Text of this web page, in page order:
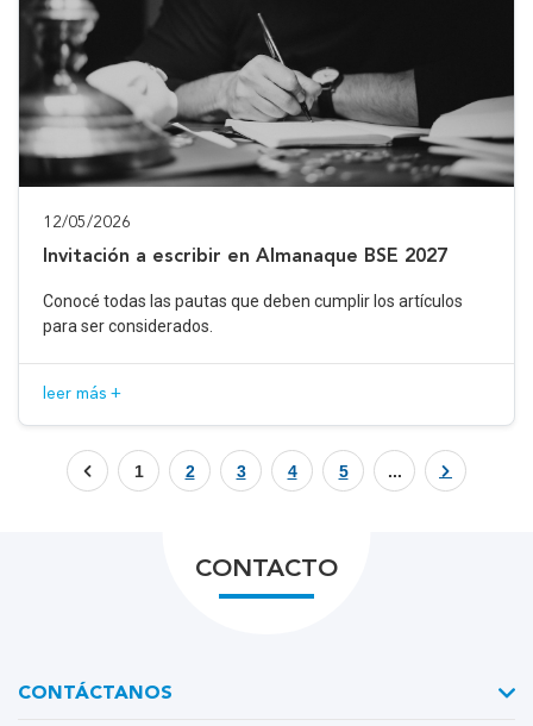
12/05/2026
Invitación a escribir en Almanaque BSE 2027
Conocé todas las pautas que deben cumplir los artículos
para ser considerados.
leer más +
1 2 3 4 5 ...
CONTACTO
CONTÁCTANOS